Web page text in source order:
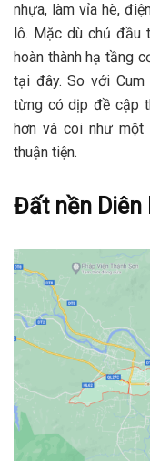
nhựa, làm vỉa hè,
lô. Mặc dù chủ đầu
hoàn thành hạ tầng
tại đây. So với
từng có dịp đề cập
hơn và coi như
thuận tiện.
Đất nền Diên